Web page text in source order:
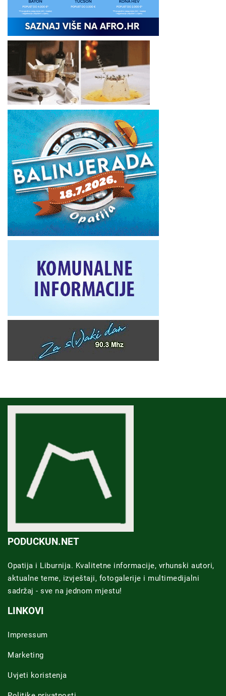
PODUCKUN.NET
Opatija i Liburnija. Kvalitetne informacije, vrhunski autori,
aktualne teme, izvještaji, fotogalerije i multimedijalni
sadržaj - sve na jednom mjestu!
LINKOVI
Impressum
Marketing
Uvjeti koristenja